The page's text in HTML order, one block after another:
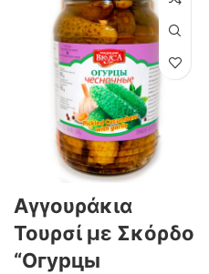
Αγγουράκια
Τουρσί με Σκόρδο
“Огурцы